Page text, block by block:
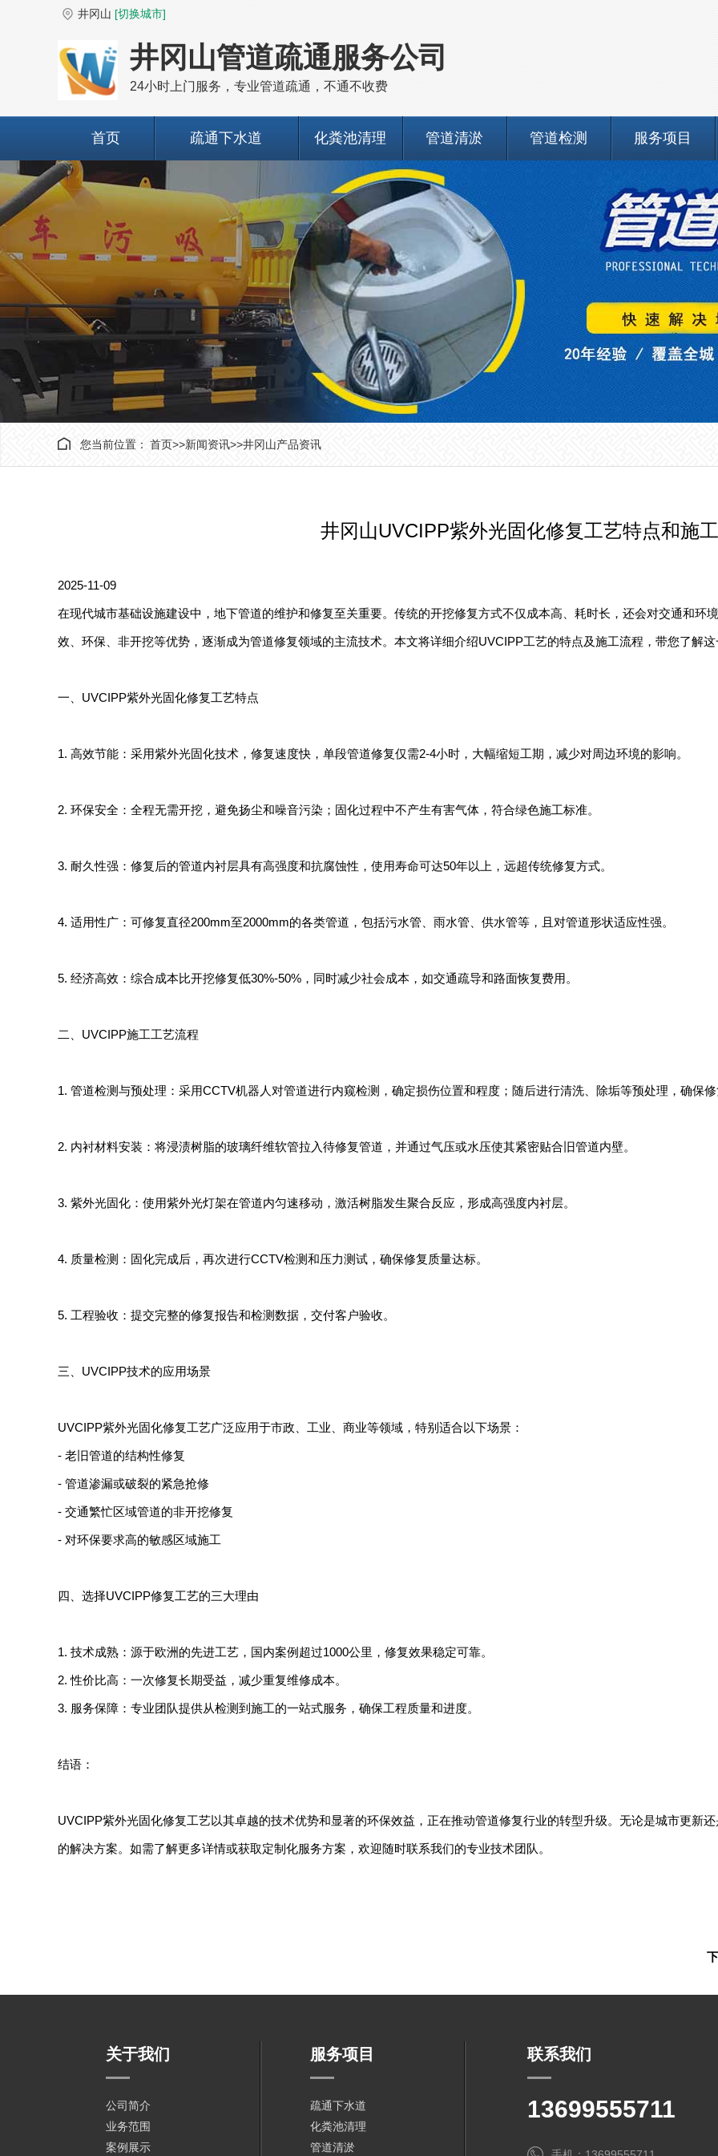
井冈山 [切换城市]
井冈山管道疏通服务公司
24小时上门服务，专业管道疏通，不通不收费
首页 疏通下水道 化粪池清理 管道清淤 管道检测 服务项目
您当前位置： 首页>>新闻资讯>>井冈山产品资讯
井冈山UVCIPP紫外光固化修复工艺特点和施
2025-11-09
在现代城市基础设施建设中，地下管道的维护和修复至关重要。传统的开挖修复方式不仅成本高、耗时长，还会对交通和环
效、环保、非开挖等优势，逐渐成为管道修复领域的主流技术。本文将详细介绍UVCIPP工艺的特点及施工流程，带您了解这
一、UVCIPP紫外光固化修复工艺特点
1. 高效节能：采用紫外光固化技术，修复速度快，单段管道修复仅需2-4小时，大幅缩短工期，减少对周边环境的影响。
2. 环保安全：全程无需开挖，避免扬尘和噪音污染；固化过程中不产生有害气体，符合绿色施工标准。
3. 耐久性强：修复后的管道内衬层具有高强度和抗腐蚀性，使用寿命可达50年以上，远超传统修复方式。
4. 适用性广：可修复直径200mm至2000mm的各类管道，包括污水管、雨水管、供水管等，且对管道形状适应性强。
5. 经济高效：综合成本比开挖修复低30%-50%，同时减少社会成本，如交通疏导和路面恢复费用。
二、UVCIPP施工工艺流程
1. 管道检测与预处理：采用CCTV机器人对管道进行内窥检测，确定损伤位置和程度；随后进行清洗、除垢等预处理，确保修
2. 内衬材料安装：将浸渍树脂的玻璃纤维软管拉入待修复管道，并通过气压或水压使其紧密贴合旧管道内壁。
3. 紫外光固化：使用紫外光灯架在管道内匀速移动，激活树脂发生聚合反应，形成高强度内衬层。
4. 质量检测：固化完成后，再次进行CCTV检测和压力测试，确保修复质量达标。
5. 工程验收：提交完整的修复报告和检测数据，交付客户验收。
三、UVCIPP技术的应用场景
UVCIPP紫外光固化修复工艺广泛应用于市政、工业、商业等领域，特别适合以下场景：
- 老旧管道的结构性修复
- 管道渗漏或破裂的紧急抢修
- 交通繁忙区域管道的非开挖修复
- 对环保要求高的敏感区域施工
四、选择UVCIPP修复工艺的三大理由
1. 技术成熟：源于欧洲的先进工艺，国内案例超过1000公里，修复效果稳定可靠。
2. 性价比高：一次修复长期受益，减少重复维修成本。
3. 服务保障：专业团队提供从检测到施工的一站式服务，确保工程质量和进度。
结语：
UVCIPP紫外光固化修复工艺以其卓越的技术优势和显著的环保效益，正在推动管道修复行业的转型升级。无论是城市更新
的解决方案。如需了解更多详情或获取定制化服务方案，欢迎随时联系我们的专业技术团队。
关于我们
公司简介
业务范围
案例展示
服务项目
疏通下水道
化粪池清理
管道清淤
联系我们
13699555711